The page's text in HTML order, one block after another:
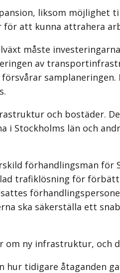
liksom möjlighet
att kunna attrahera
måste
av
och bostäder.
i Stockholms län och
förhandlingsman
trafiklösning för
ska säkerställa ett
ny infrastruktur, och
tidigare åtaganden